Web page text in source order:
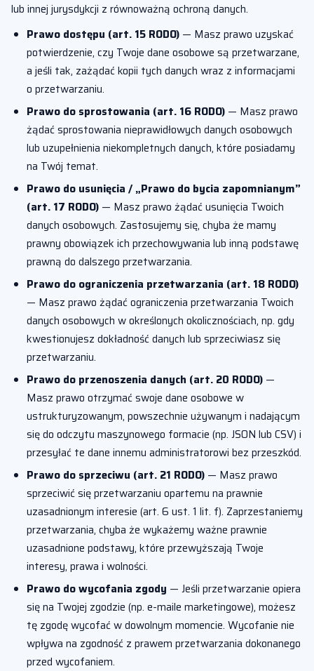
lub innej jurysdykcji z równoważną ochroną danych.
Prawo dostępu (art. 15 RODO) — Masz prawo uzyskać
potwierdzenie, czy Twoje dane osobowe są przetwarzane,
a jeśli tak, zażądać kopii tych danych wraz z informacjami
o przetwarzaniu.
Prawo do sprostowania (art. 16 RODO) — Masz prawo
żądać sprostowania nieprawidłowych danych osobowych
lub uzupełnienia niekompletnych danych, które posiadamy
na Twój temat.
Prawo do usunięcia / „Prawo do bycia zapomnianym”
(art. 17 RODO) — Masz prawo żądać usunięcia Twoich
danych osobowych. Zastosujemy się, chyba że mamy
prawny obowiązek ich przechowywania lub inną podstawę
prawną do dalszego przetwarzania.
Prawo do ograniczenia przetwarzania (art. 18 RODO)
— Masz prawo żądać ograniczenia przetwarzania Twoich
danych osobowych w określonych okolicznościach, np. gdy
kwestionujesz dokładność danych lub sprzeciwiasz się
przetwarzaniu.
Prawo do przenoszenia danych (art. 20 RODO) —
Masz prawo otrzymać swoje dane osobowe w
ustrukturyzowanym, powszechnie używanym i nadającym
się do odczytu maszynowego formacie (np. JSON lub CSV) i
przesyłać te dane innemu administratorowi bez przeszkód.
Prawo do sprzeciwu (art. 21 RODO) — Masz prawo
sprzeciwić się przetwarzaniu opartemu na prawnie
uzasadnionym interesie (art. 6 ust. 1 lit. f). Zaprzestaniemy
przetwarzania, chyba że wykażemy ważne prawnie
uzasadnione podstawy, które przewyższają Twoje
interesy, prawa i wolności.
Prawo do wycofania zgody — Jeśli przetwarzanie opiera
się na Twojej zgodzie (np. e-maile marketingowe), możesz
tę zgodę wycofać w dowolnym momencie. Wycofanie nie
wpływa na zgodność z prawem przetwarzania dokonanego
przed wycofaniem.